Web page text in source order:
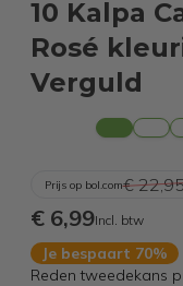
10 Kalpa
Rosé
Verguld
Prijs op bol.com€
€ 6,99Incl. btw
Je bespaart 70%
Reden tweedekans